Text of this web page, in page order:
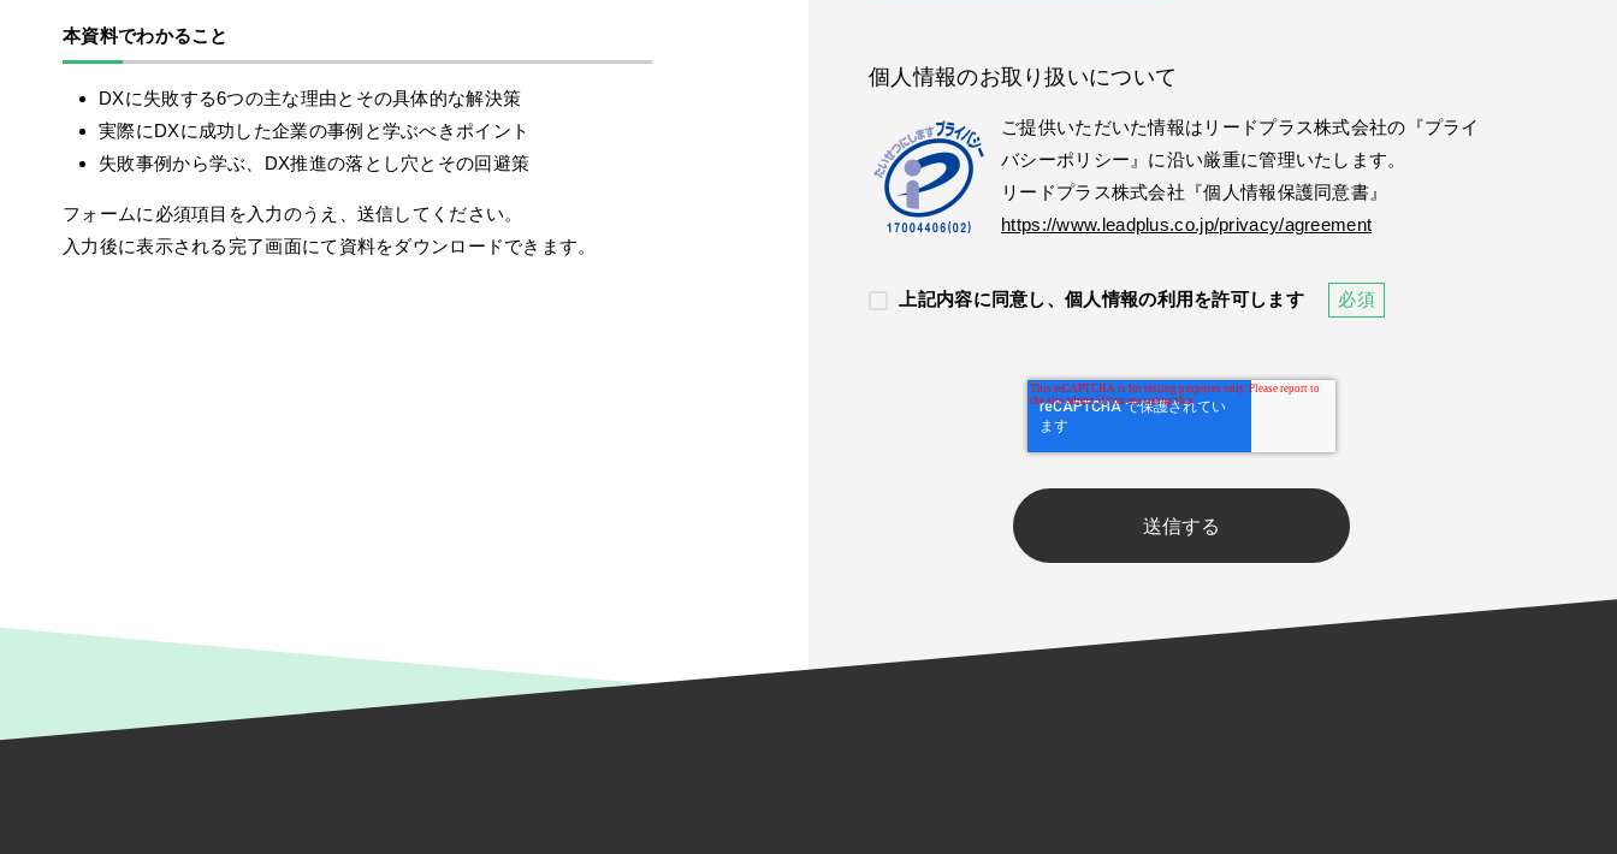
本資料でわかること
DXに失敗する6つの主な理由とその具体的な解決策
実際にDXに成功した企業の事例と学ぶべきポイント
失敗事例から学ぶ、DX推進の落とし穴とその回避策
フォームに必須項目を入力のうえ、送信してください。
入力後に表示される完了画面にて資料をダウンロードできます。
個人情報のお取り扱いについて
ご提供いただいた情報はリードプラス株式会社の『プライ
バシーポリシー』に沿い厳重に管理いたします。
リードプラス株式会社『個人情報保護同意書』
https://www.leadplus.co.jp/privacy/agreement
上記内容に同意し、個人情報の利用を許可します